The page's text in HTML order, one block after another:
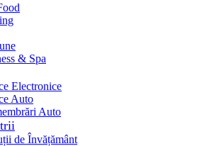
& Spa
Electronice
Auto
Auto
de Învățământ